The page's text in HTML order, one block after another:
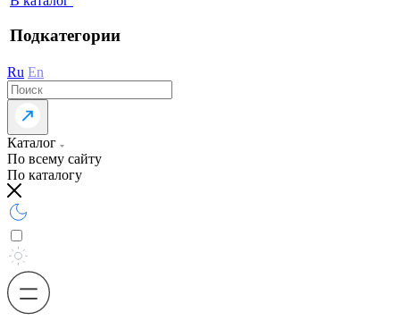
Подкатегории
Ru En
Каталог
По всему сайту
По каталогу